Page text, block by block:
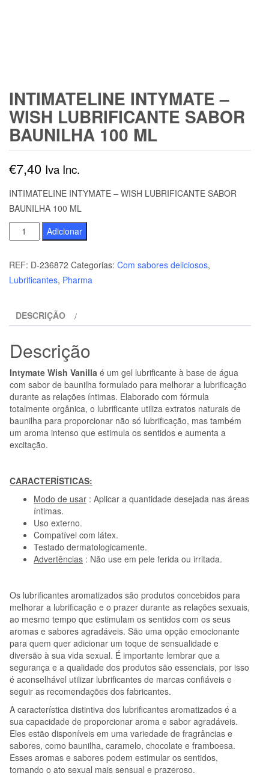
INTIMATELINE INTYMATE –
WISH LUBRIFICANTE SABOR
BAUNILHA 100 ML
€7,40 Iva Inc.
INTIMATELINE INTYMATE – WISH LUBRIFICANTE SABOR
BAUNILHA 100 ML
Quantidade
de
INTIMATELINE
INTYMATE
LUBRIFICANTE
BAUNILHA
ML
Adicionar
REF: D-236872 Categorias: Com sabores deliciosos,
Lubrificantes, Pharma
DESCRIÇÃO
Descrição
Intymate Wish Vanilla é um gel lubrificante à base de água
com sabor de baunilha formulado para melhorar a lubrificação
durante as relações íntimas. Elaborado com fórmula
totalmente orgânica, o lubrificante utiliza extratos naturais de
baunilha para proporcionar não só lubrificação, mas também
um aroma intenso que estimula os sentidos e aumenta a
excitação.
CARACTERÍSTICAS:
Modo de usar : Aplicar a quantidade desejada nas áreas
íntimas.
Uso externo.
Compatível com látex.
Testado dermatologicamente.
Advertências : Não use em pele ferida ou irritada.
Os lubrificantes aromatizados são produtos concebidos para
melhorar a lubrificação e o prazer durante as relações sexuais,
ao mesmo tempo que estimulam os sentidos com os seus
aromas e sabores agradáveis. São uma opção emocionante
para quem quer adicionar um toque de sensualidade e
diversão à sua vida sexual. É importante lembrar que a
segurança e a qualidade dos produtos são essenciais, por isso
é aconselhável utilizar lubrificantes de marcas confiáveis e
seguir as recomendações dos fabricantes.
A característica distintiva dos lubrificantes aromatizados é a
sua capacidade de proporcionar aroma e sabor agradáveis.
Eles estão disponíveis em uma variedade de fragrâncias e
sabores, como baunilha, caramelo, chocolate e framboesa.
Esses aromas e sabores podem estimular os sentidos,
tornando o ato sexual mais sensual e prazeroso.